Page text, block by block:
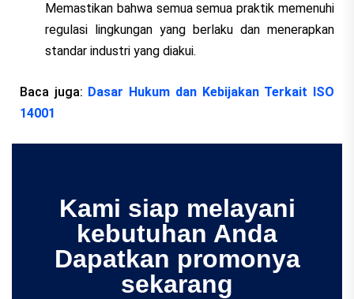
Memastikan bahwa semua semua praktik memenuhi
regulasi lingkungan yang berlaku dan menerapkan
standar industri yang diakui.
Baca juga: Dasar Hukum dan Kebijakan Terkait ISO
14001
Kami siap melayani
kebutuhan Anda
Dapatkan promonya
sekarang